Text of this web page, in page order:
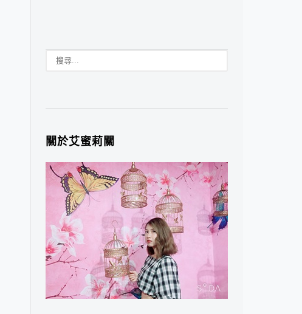
關於艾蜜莉關